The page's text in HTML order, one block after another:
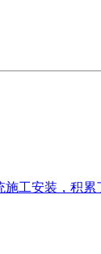
工安装，积